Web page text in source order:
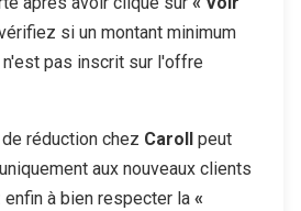
si un montant minimum
pas inscrit sur l'offre
réduction chez Caroll peut
aux nouveaux clients
enfin à bien respecter la «